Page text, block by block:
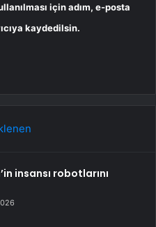
için adım, e-posta
kaydedilsin.
insansı robotlarını